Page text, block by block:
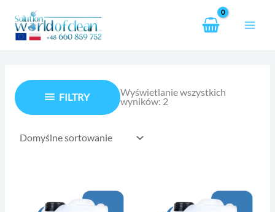
treści
FILTRY
Wyświetlanie wszystkich
wyników: 2